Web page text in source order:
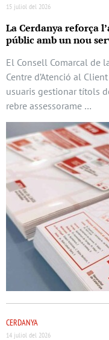
15 juliol del 2026
La Cerdanya reforça
públic amb un nou
El Consell Comarcal de
Centre d’Atenció al
usuaris gestionar títols
rebre assessorame …
CERDANYA
14 juliol del 2026